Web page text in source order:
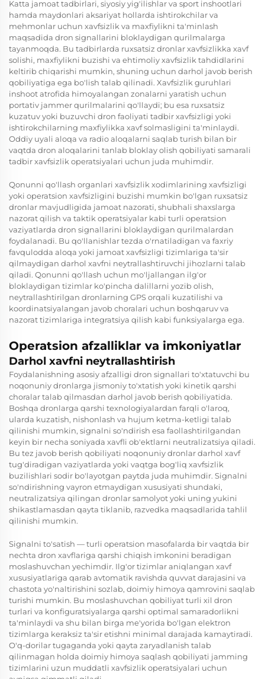
Katta jamoat tadbirlari, siyosiy yig'ilishlar va sport inshootlari
hamda maydonlari aksariyat hollarda ishtirokchilar va
mehmonlar uchun xavfsizlik va maxfiylikni ta'minlash
maqsadida dron signallarini bloklaydigan qurilmalarga
tayanmoqda. Bu tadbirlarda ruxsatsiz dronlar xavfsizlikka xavf
solishi, maxfiylikni buzishi va ehtimoliy xavfsizlik tahdidlarini
keltirib chiqarishi mumkin, shuning uchun darhol javob berish
qobiliyatiga ega bo'lish talab qilinadi. Xavfsizlik guruhlari
inshoot atrofida himoyalangan zonalarni yaratish uchun
portativ jammer qurilmalarini qo'llaydi; bu esa ruxsatsiz
kuzatuv yoki buzuvchi dron faoliyati tadbir xavfsizligi yoki
ishtirokchilarning maxfiylikka xavf solmasligini ta'minlaydi.
Oddiy uyali aloqa va radio aloqalarni saqlab turish bilan bir
vaqtda dron aloqalarini tanlab bloklay olish qobiliyati samarali
tadbir xavfsizlik operatsiyalari uchun juda muhimdir.
Qonunni qo'llash organlari xavfsizlik xodimlarining xavfsizligi
yoki operatsion xavfsizligini buzishi mumkin bo'lgan ruxsatsiz
dronlar mavjudligida jamoat nazorati, shubhali shaxslarga
nazorat qilish va taktik operatsiyalar kabi turli operatsion
vaziyatlarda dron signallarini bloklaydigan qurilmalardan
foydalanadi. Bu qo'llanishlar tezda o'rnatiladigan va faxriy
favqulodda aloqa yoki jamoat xavfsizligi tizimlariga ta'sir
qilmaydigan darhol xavfni neytrallashtiruvchi jihozlarni talab
qiladi. Qonunni qo'llash uchun mo'ljallangan ilg'or
bloklaydigan tizimlar ko'pincha dalillarni yozib olish,
neytrallashtirilgan dronlarning GPS orqali kuzatilishi va
koordinatsiyalangan javob choralari uchun boshqaruv va
nazorat tizimlariga integratsiya qilish kabi funksiyalarga ega.
Operatsion afzalliklar va imkoniyatlar
Darhol xavfni neytrallashtirish
Foydalanishning asosiy afzalligi dron signallari to'xtatuvchi bu
noqonuniy dronlarga jismoniy to'xtatish yoki kinetik qarshi
choralar talab qilmasdan darhol javob berish qobiliyatida.
Boshqa dronlarga qarshi texnologiyalardan farqli o'laroq,
ularda kuzatish, nishonlash va hujum ketma-ketligi talab
qilinishi mumkin, signalni so'ndirish esa faollashtirilgandan
keyin bir necha soniyada xavfli ob'ektlarni neutralizatsiya qiladi.
Bu tez javob berish qobiliyati noqonuniy dronlar darhol xavf
tug'diradigan vaziyatlarda yoki vaqtga bog'liq xavfsizlik
buzilishlari sodir bo'layotgan paytda juda muhimdir. Signalni
so'ndirishning vayron etmaydigan xususiyati shundaki,
neutralizatsiya qilingan dronlar samolyot yoki uning yukini
shikastlamasdan qayta tiklanib, razvedka maqsadlarida tahlil
qilinishi mumkin.
Signalni to'satish — turli operatsion masofalarda bir vaqtda bir
nechta dron xavflariga qarshi chiqish imkonini beradigan
moslashuvchan yechimdir. Ilg'or tizimlar aniqlangan xavf
xususiyatlariga qarab avtomatik ravishda quvvat darajasini va
chastota yo'naltirishini sozlab, doimiy himoya qamrovini saqlab
turishi mumkin. Bu moslashuvchan qobiliyat turli xil dron
turlari va konfiguratsiyalarga qarshi optimal samaradorlikni
ta'minlaydi va shu bilan birga me'yorida bo'lgan elektron
tizimlarga keraksiz ta'sir etishni minimal darajada kamaytiradi.
O'q-dorilar tugaganda yoki qayta zaryadlanish talab
qilinmagan holda doimiy himoya saqlash qobiliyati jamming
tizimlarini uzun muddatli xavfsizlik operatsiyalari uchun